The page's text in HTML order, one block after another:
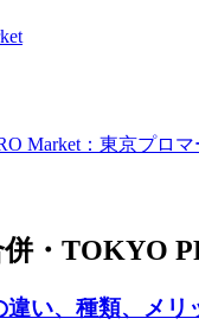
Market：東京プロマ
併・TOKYO
い、種類、メ